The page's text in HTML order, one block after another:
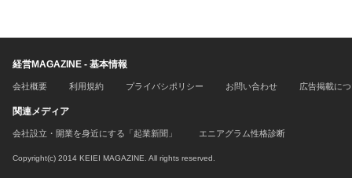
経営MAGAZINE - 基本情報
会社概要 利用規約 プライバシポリシー お問い合わせ 広告掲載に
関連メディア
会社設立・開業を身近にする「起業新聞」 エニアグラム性格診断
Copyright(c) 2014 KEIEI MAGAZINE. All rights reserved.